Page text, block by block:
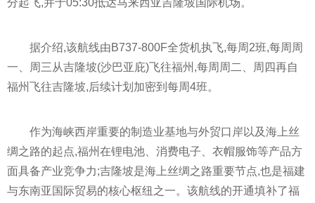
据介绍,该航线由B737-800F全货机执飞,每周2班,每周周
一、周三从吉隆坡(沙巴亚庇)飞往福州,每周周二、周四再自
福州飞往吉隆坡,后续计划加密到每周4班。
作为海峡西岸重要的制造业基地与外贸口岸以及海上丝
绸之路的起点,福州在锂电池、消费电子、衣帽服饰等产品方
面具备产业竞争力;吉隆坡是海上丝绸之路重要节点,也是福建
与东南亚国际贸易的核心枢纽之一。该航线的开通填补了福